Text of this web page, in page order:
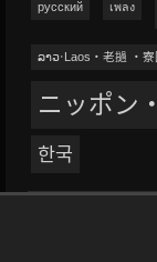
русский เพลง
ລາວ‧Laos‧老撾 ‧寮
ニッポ
한국